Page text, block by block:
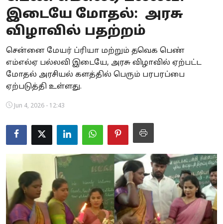
Business
Crime
Tamilnadu
National
World
Astrology
Spirituality
Weather
Politics
இடையே மோதல்: அரசு
விழாவில் பதற்றம்
சென்னை மேயர் ப்ரியா மற்றும் தவெக பெண்
எம்எல்ஏ பல்லவி இடையே, அரசு விழாவில் ஏற்பட்ட
மோதல் அரசியல் களத்தில் பெரும் பரபரப்பை
ஏற்படுத்தி உள்ளது.
Jun 4, 2026 - 12:43